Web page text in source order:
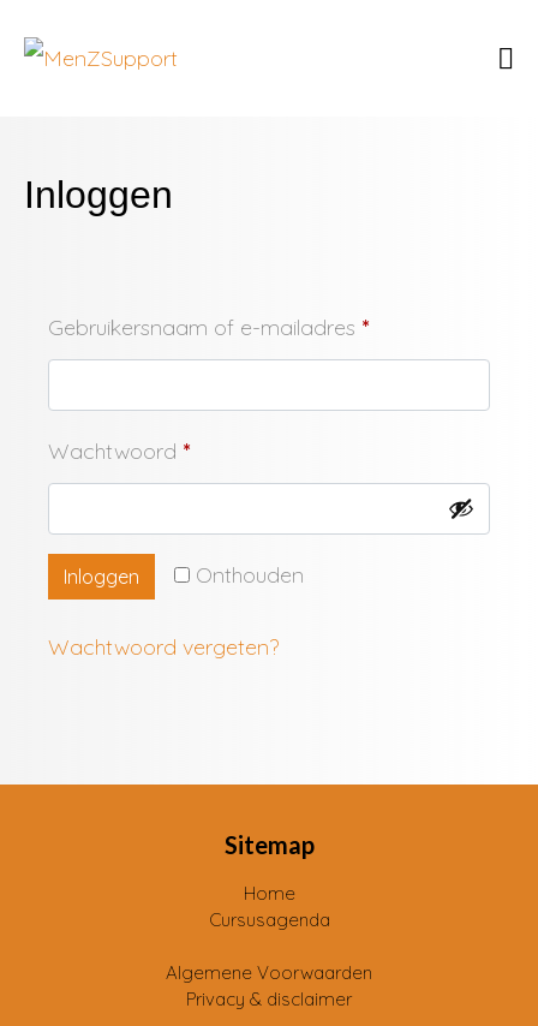
Inloggen
Gebruikersnaam of e-mailadres *
Wachtwoord *
Onthouden
Inloggen
Wachtwoord vergeten?
Sitemap
Home
Cursusagenda
Algemene Voorwaarden
Privacy & disclaimer